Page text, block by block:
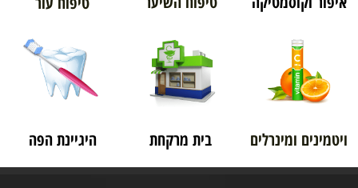
ויטמינים ומינרלים בית מרקחת היגיינת הפה